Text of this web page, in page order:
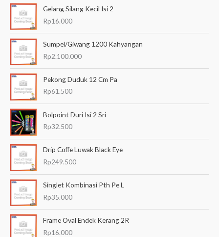
a
u
n
u
Gelang Silang Kecil Isi 2
Rp16.000
Sumpel/Giwang 1200 Kahyangan
Rp2.100.000
Pekong Duduk 12 Cm Pa
Rp61.500
Bolpoint Duri Isi 2 Sri
Rp32.500
Drip Coffe Luwak Black Eye
Rp249.500
Singlet Kombinasi Pth Pe L
Rp35.000
Frame Oval Endek Kerang 2R
Rp16.000